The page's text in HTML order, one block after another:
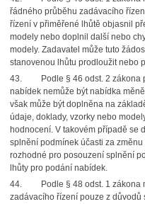
řádného průběhu zadávacího
řízení v přiměřené lhůtě objasnil
modely nebo doplnil další nebo
modely. Zadavatel může tuto
stanovenou lhůtu prodloužit nebo
43. Podle § 46 odst. 2 zákona
nabídek nemůže být nabídka
však může být doplněna na
údaje, doklady, vzorky nebo
hodnocení. V takovém případě se
splnění podmínek účasti za
rozhodné pro posouzení splnění
lhůty pro podání nabídek.
44. Podle § 48 odst. 1 zákona
zadávacího řízení pouze z důvodů